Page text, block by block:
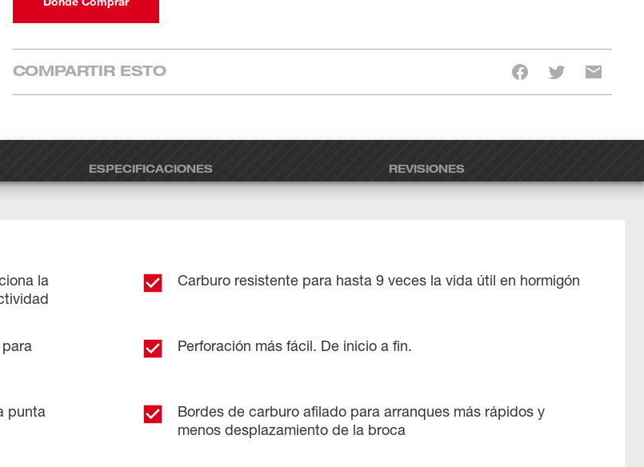
COMPARTIR ESTO
ESPECIFICACIONES REVISIONES
la
Carburo resistente para hasta 9 veces la vida útil en hormigón
Perforación más fácil. De inicio a fin.
punta
Bordes de carburo afilado para arranques más rápidos y
menos desplazamiento de la broca